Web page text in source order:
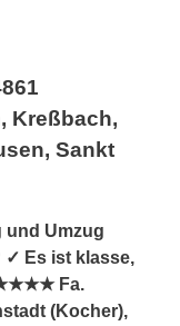
Kreßbach,
Sankt
und Umzug
✓ Es ist klasse,
Fa.
(Kocher),